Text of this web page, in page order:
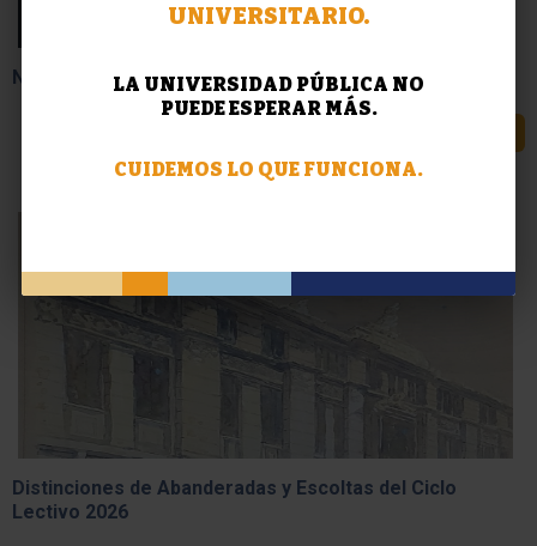
Noticia Triste: Prof. Luis Hernando Rota
Distinciones de Abanderadas y Escoltas del Ciclo
Lectivo 2026
UNIVERSITARIO.
LA UNIVERSIDAD PÚBLICA NO
PUEDE ESPERAR MÁS.
CUIDEMOS LO QUE FUNCIONA.